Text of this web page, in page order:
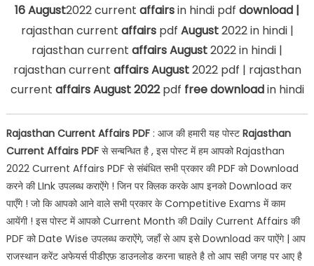
16 August2022 current affairsin hindi pdf download |
rajasthan current affairspdf August2022 in hindi |
rajasthan current affairsAugust2022 in hindi |
rajasthan current affairsAugust2022 pdf | rajasthan
current affairs August 2022pdf free downloadin hindi
Rajasthan Current Affairs PDF: आज की हमारी यह पोस्ट Rajasthan
Current Affairs PDF से सन्बन्धित है , इस पोस्ट में हम आपको Rajasthan
2022 Current Affairs PDF से संबंधित सभी प्रकार की PDF को Download
करने की LInk उपलब्ध कराऐंगे ! जिन पर क्लिक करके आप इनको Download कर
पाएँगे ! जो कि आपको आने वाले सभी प्रकार के Competitive Exams में काम
आयेंगी ! इस पोस्ट में आपको Current Month की Daily Current Affairs की
PDF को Date Wise उपलब्ध कराऐंगे, जहाँ से आप इसे Download कर पाऐंगे | आप
राजस्थान करेंट अफेयर्स पीडीएफ़ डाउनलोड करना चाहते है तो आप सही जगह पर आए है